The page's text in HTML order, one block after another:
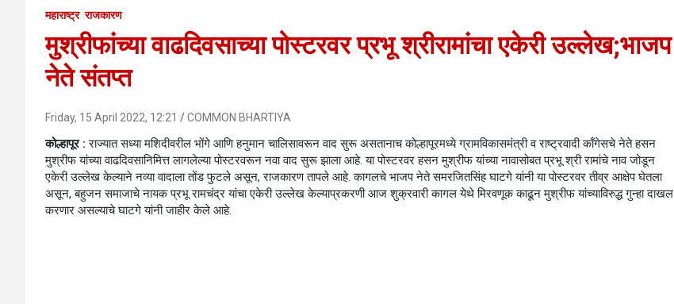
महाराष्ट्र राजकारण
मुश्रीफांच्या वाढदिवसाच्या पोस्टरवर प्रभू श्रीरामांचा एकेरी उल्लेख;भाजप
नेते संतप्त
Friday, 15 April 2022, 12:21 COMMON BHARTIYA
कोल्हापूर : राज्यात सध्या मशिदीवरील भोंगे आणि हनुमान चालिसावरून वाद सुरू असतानाच कोल्हापूरमध्ये ग्रामविकासमंत्री व राष्ट्रवादी काँगेसचे नेते हसन
मुश्रीफ यांच्या वाढदिवसानिमित्त लागलेल्या पोस्टरवरून नवा वाद सुरू झाला आहे. या पोस्टरवर हसन मुश्रीफ यांच्या नावासोबत प्रभू श्री रामांचे नाव जोडून
एकेरी उल्लेख केल्याने नव्या वादाला तोंड फुटले असून, राजकारण तापले आहे. कागलचे भाजप नेते समरजितसिंह घाटगे यांनी या पोस्टरवर तीव्र आक्षेप घेतला
असून, बहुजन समाजाचे नायक प्रभू रामचंद्र यांचा एकेरी उल्लेख केल्याप्रकरणी आज शुक्रवारी कागल येथे मिरवणूक काढून मुश्रीफ यांच्याविरुद्ध गुन्हा दाखल
करणार असल्याचे घाटगे यांनी जाहीर केले आहे.